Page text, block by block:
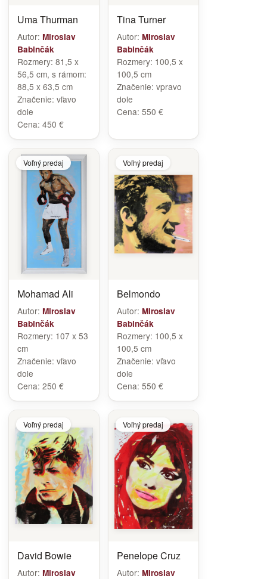
Uma Thurman
Autor: Miroslav
Babinčák
Rozmery: 81,5 x
56,5 cm, s rámom:
88,5 x 63,5 cm
Značenie: vľavo
dole
Cena: 450 €
Tina Turner
Autor: Miroslav
Babinčák
Rozmery: 100,5 x
100,5 cm
Značenie: vpravo
dole
Cena: 550 €
Voľný predaj
Mohamad Ali
Autor: Miroslav
Babinčák
Rozmery: 107 x 53
cm
Značenie: vľavo
dole
Cena: 250 €
Voľný predaj
Belmondo
Autor: Miroslav
Babinčák
Rozmery: 100,5 x
100,5 cm
Značenie: vľavo
dole
Cena: 550 €
Voľný predaj
David Bowie
Autor: Miroslav
Voľný predaj
Penelope Cruz
Autor: Miroslav